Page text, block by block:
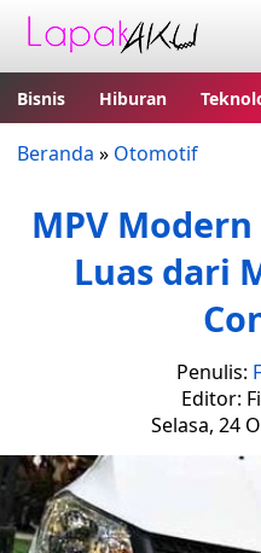
Bisnis Hiburan
Beranda » Otomotif
MPV
Luas dari
Penulis:
Editor:
Selasa, 24